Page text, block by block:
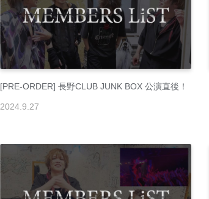
[PRE-ORDER] 長野CLUB JUNK BOX 公演直後！
2024 9 27